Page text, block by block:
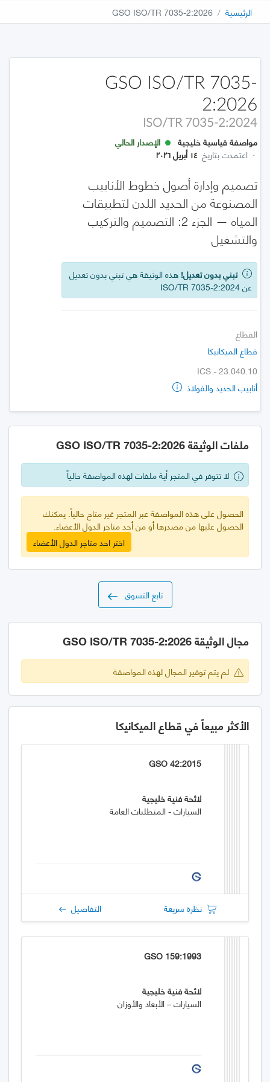
الرئيسية GSO ISO/TR 7035-2:2026
GSO ISO/TR 7035-
2:2026
ISO/TR 7035-2:2024
مواصفة قياسية خليجية
الإصدار الحالي
· اعتمدت بتاريخ ١٤ أبريل ٢٠٢٦
تصميم وإدارة أصول خطوط الأنابيب
المصنوعة من الحديد اللدن لتطبيقات
المياه — الجزء 2: التصميم والتركيب
والتشغيل
تبني بدون تعديل! هذه الوثيقة هي تبني بدون تعديل
عن ISO/TR 7035-2:2024
القطاع
قطاع الميكانيكا
ICS - 23.040.10
أنابيب الحديد والفولاذ
ملفات الوثيقة GSO ISO/TR 7035-2:2026
لا تتوفر في المتجر أية ملفات لهذه المواصفة حالياً
الحصول على هذه المواصفة عبر المتجر غير متاح حالياً. يمكنك
الحصول عليها من مصدرها أو من أحد متاجر الدول الأعضاء.
اختر احد متاجر الدول الأعضاء
تابع التسوق
مجال الوثيقة GSO ISO/TR 7035-2:2026
لم يتم توفير المجال لهذه المواصفة
الأكثر مبيعاً في قطاع الميكانيكا
GSO 42:2015
لائحة فنية خليجية
السيارات - المتطلبات العامة
نظرة سريعة التفاصيل
GSO 159:1993
لائحة فنية خليجية
السيارات – الأبعاد والأوزان